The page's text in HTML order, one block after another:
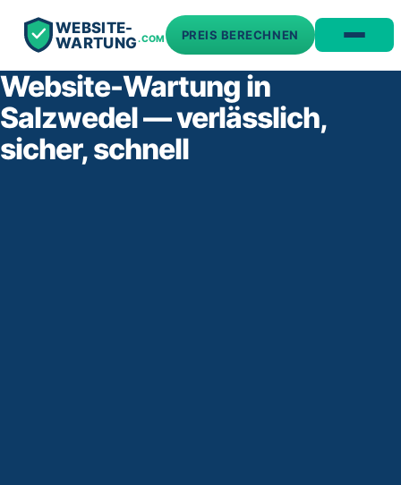
WEBSITE-
WARTUNG.COM PREIS BERECHNEN
Website-Wartung in
Salzwedel — verlässlich,
sicher, schnell